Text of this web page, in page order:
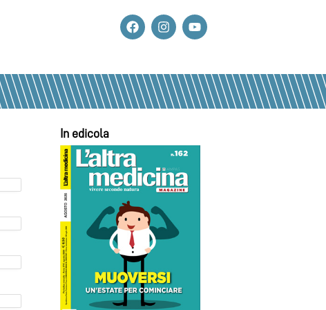
In edicola